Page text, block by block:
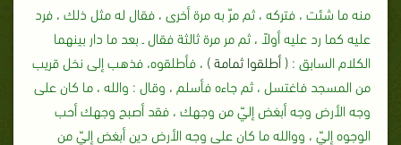
منه ما شئت ، فتركه ، ثم مرّ به مرة أخرى ، فقال له مثل ذلك ، فرد
عليه كما رد عليه أولاً ، ثم مر مرة ثالثة فقال ـ بعد ما دار بينهما
الكلام السابق ‏:‏ ‏( ‏أطلقوا ثمامة ‏) ‏، فأطلقوه، فذهب إلى نخل قريب
من المسجد فاغتسل ، ثم جاءه فأسلم ، وقال ‏:‏ والله ، ما كان على
وجه الأرض وجه أبغض إليّ من وجهك ، فقد أصبح وجهك أحب
الوجوه إليّ ، ووالله ما كان على وجه الأرض دين أبغض إليّ من